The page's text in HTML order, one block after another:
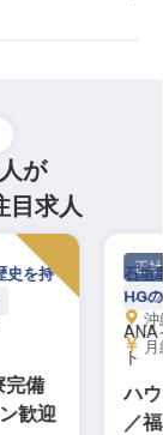
が
目求人
完備
歓迎
史を持
正社
ハ
ANA
ト
ハ
／
石垣
HG
沖